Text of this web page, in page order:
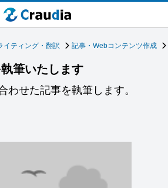
イティング・翻訳 記事・Webコンテンツ作成
筆いたします
わせた記事を執筆します。